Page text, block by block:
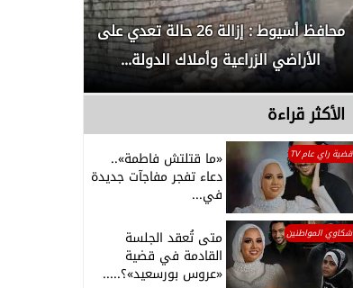
محافظ أسيوط : إزالة 26 حالة تعدي على
الأراضي الزراعية وأملاك الدولة...
الأكثر قراءة
قضية راي عام TV «ما قتلتش فاطمة»..
دعاء تفجر مفاجآت جديدة
في...
شكاوي المواطنين متى تُعقد الجلسة
القادمة في قضية
«عروس بورسعيد»؟.....